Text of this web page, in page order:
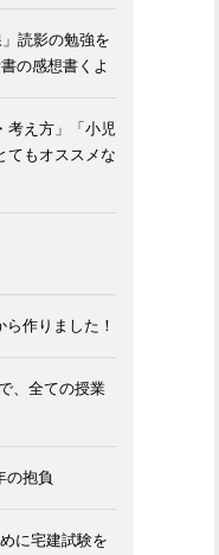
読影の勉強を
の感想書くよ
考え方」「小児
てもオススメな
作りました！
、全ての授業
の抱負
に宅建試験を